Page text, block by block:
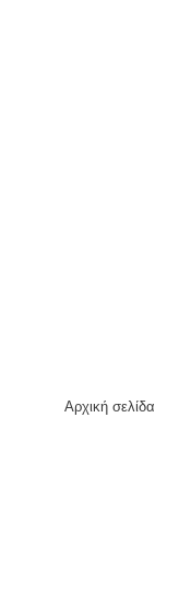
Αρχική σελίδα